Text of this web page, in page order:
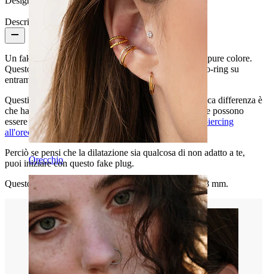
Orecchio
Descrizione
Un fake plug molto semplice senza pattern, motivo oppure colore.
Questo fake plug è fatto in acciaio chirurgico e ha un o-ring su
entrambe i lati.
Questi fake plug sembrano dei veri e propri plug, l'unica differenza è
che hanno una barra con 1,6 mm. in diametro del filo e possono
essere utilizzati da tutti quelli che hanno un semplice
piercing
all'orecchio.
Perciò se pensi che la dilatazione sia qualcosa di non adatto a te,
puoi iniziare con questo fake plug.
Questo plug dona le sembianze di una dilatazione da 8 mm.